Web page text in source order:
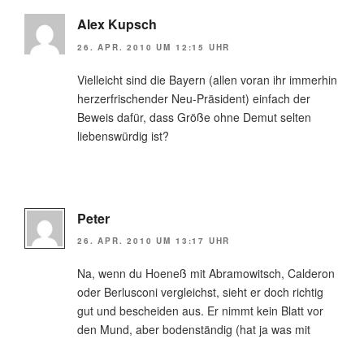
Alex Kupsch
26. APR. 2010 UM 12:15 UHR
Vielleicht sind die Bayern (allen voran ihr immerhin
herzerfrischender Neu-Präsident) einfach der
Beweis dafür, dass Größe ohne Demut selten
liebenswürdig ist?
Peter
26. APR. 2010 UM 13:17 UHR
Na, wenn du Hoeneß mit Abramowitsch, Calderon
oder Berlusconi vergleichst, sieht er doch richtig
gut und bescheiden aus. Er nimmt kein Blatt vor
den Mund, aber bodenständig (hat ja was mit